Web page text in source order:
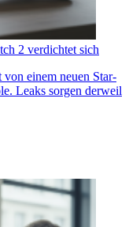
2 verdichtet sich
einem neuen Star-
Leaks sorgen derweil